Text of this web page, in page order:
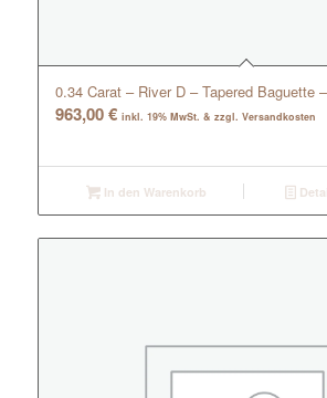
0.34 Carat – River D – Tapered Baguette
963,00€ inkl. 19% MwSt. & zzgl. Versandkosten
In den Warenkorb